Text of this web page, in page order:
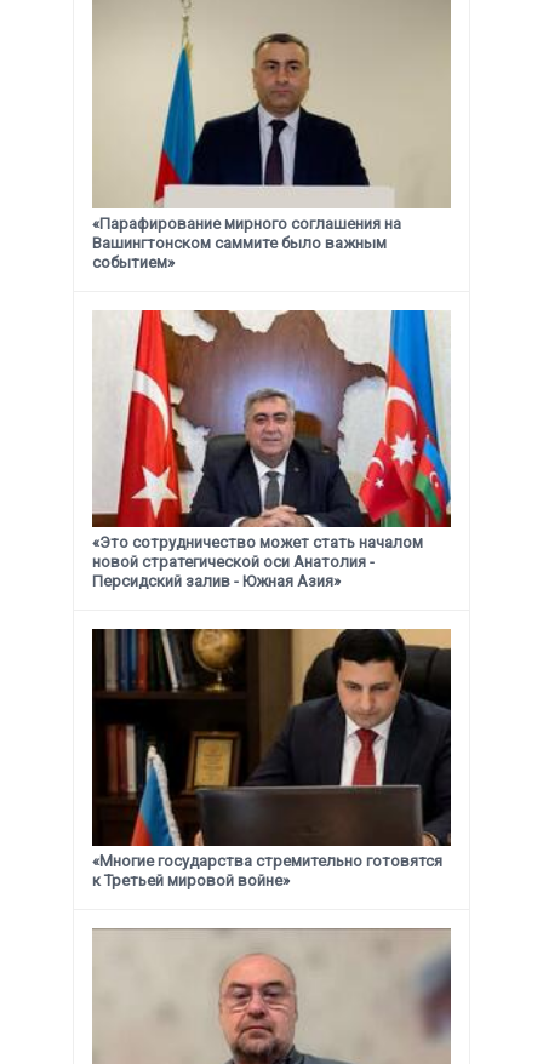
«Парафирование мирного соглашения на
Вашингтонском саммите было важным
событием»
«Это сотрудничество может стать началом
новой стратегической оси Анатолия -
Персидский залив - Южная Азия»
«Многие государства стремительно готовятся
к Третьей мировой войне»